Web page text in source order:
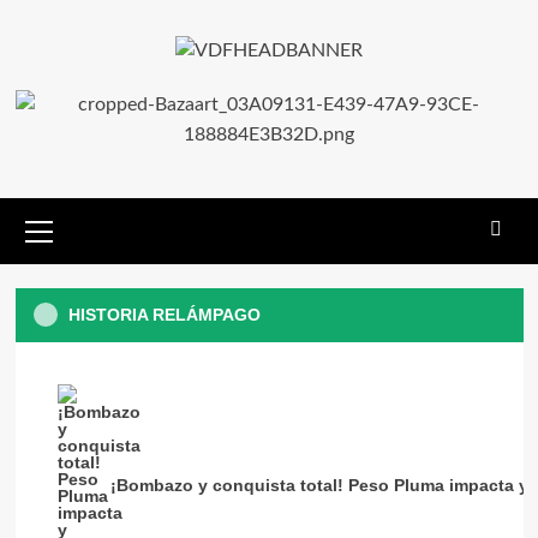
HISTORIA RELÁMPAGO
¡Bombazo y conquista total! Peso Pluma impacta